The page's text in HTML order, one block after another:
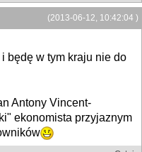
(2013-06-12, 10:42:04 )
będę w tym kraju nie do
Antony Vincent-
ekonomista przyjaznym